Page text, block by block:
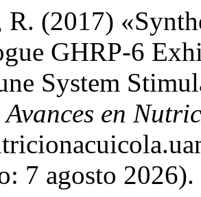
R. (2017)
GHRP-6
System
Avances en
7 agosto 2026).